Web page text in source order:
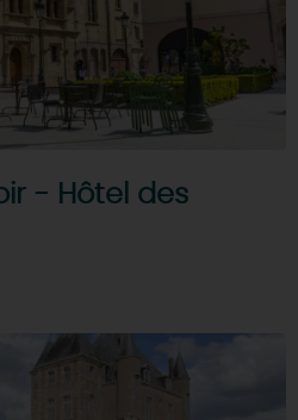
- Hôtel des